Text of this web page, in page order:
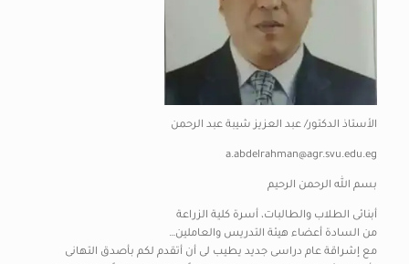
الأستاذ الدكتور/ عبد العزيز شيبة عبد الرحمن
a.abdelrahman@agr.svu.edu.eg
بسم الله الرحمن الرحيم
أبنائى الطلاب والطالبات، أسرة كلية الزراعة
من السادة أعضاء هيئة التدريس والعاملين…
مع إشراقة عام دراسى جديد يطيب لى أن أتقدم لكم بأصدق التهانى